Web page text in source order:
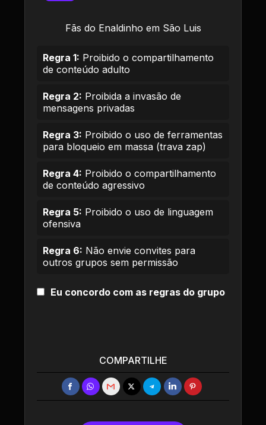
Fãs do Enaldinho em São Luis
Regra 1: Proibido o compartilhamento
de conteúdo adulto
Regra 2: Proibida a invasão de
mensagens privadas
Regra 3: Proibido o uso de ferramentas
para bloqueio em massa (trava zap)
Regra 4: Proibido o compartilhamento
de conteúdo agressivo
Regra 5: Proibido o uso de linguagem
ofensiva
Regra 6: Não envie convites para
outros grupos sem permissão
Eu concordo com as regras do grupo
COMPARTILHE